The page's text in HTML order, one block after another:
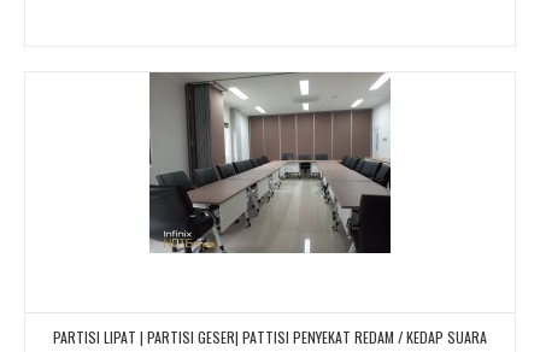
PARTISI LIPAT | PARTISI GESER| PATTISI PENYEKAT REDAM / KEDAP SUARA